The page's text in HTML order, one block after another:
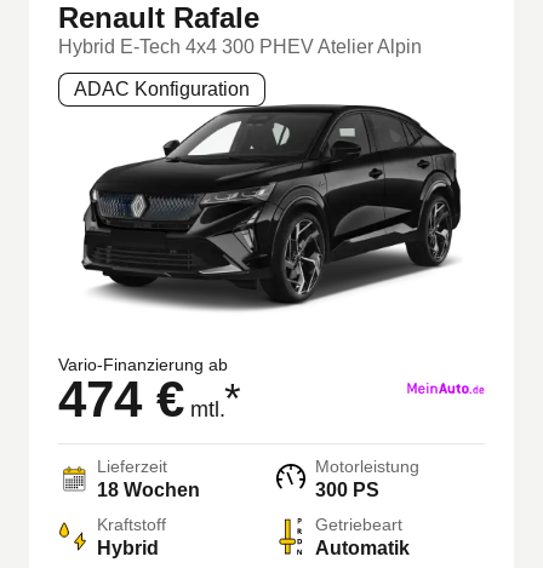
Renault Rafale
Hybrid E-Tech 4x4 300 PHEV Atelier Alpin
ADAC Konfiguration
Vario-Finanzierung ab
474 € mtl.*
Lieferzeit
18 Wochen
Motorleistung
300 PS
Kraftstoff
Hybrid
Getriebeart
Automatik